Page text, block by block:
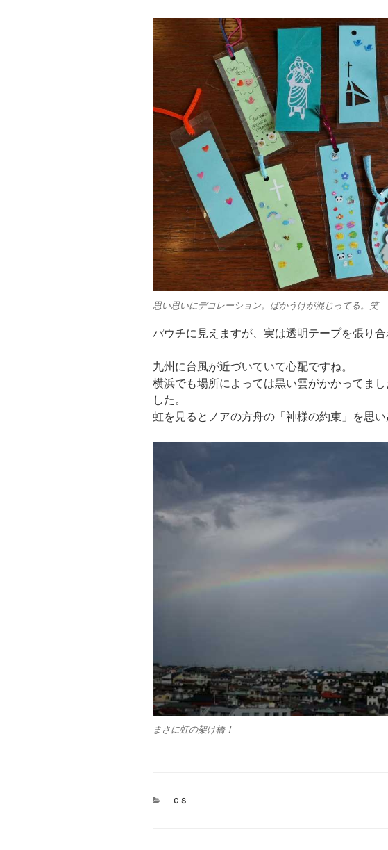
思い思いにデコレーション。ばかうけが混じってる。笑
パウチに見えますが、実は透明テープを張り
九州に台風が近づいていて心配ですね。
横浜でも場所によっては黒い雲がかかってま
した。
虹を見るとノアの方舟の「神様の約束」を思い
まさに虹の架け橋！
カ
ＣＳ